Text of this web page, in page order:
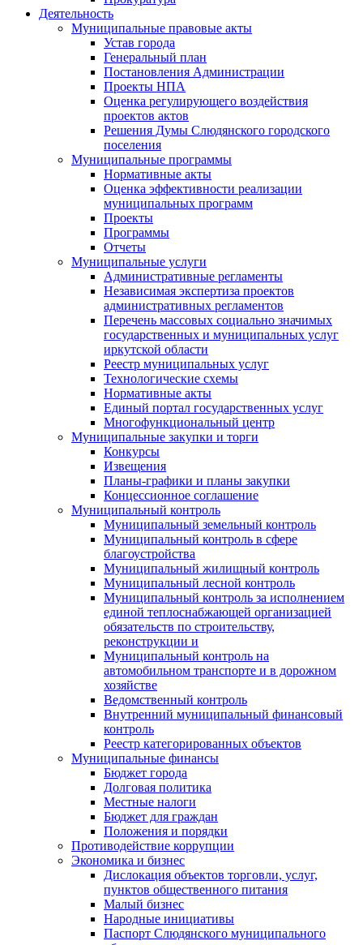
Деятельность
Муниципальные правовые акты
Устав города
Генеральный план
Постановления Администрации
Проекты НПА
Оценка регулирующего воздействия
проектов актов
Решения Думы Слюдянского городского
поселения
Муниципальные программы
Нормативные акты
Оценка эффективности реализации
муниципальных программ
Проекты
Программы
Отчеты
Муниципальные услуги
Административные регламенты
Независимая экспертиза проектов
административных регламентов
Перечень массовых социально значимых
государственных и муниципальных услуг
иркутской области
Реестр муниципальных услуг
Технологические схемы
Нормативные акты
Единый портал государственных услуг
Многофункциональный центр
Муниципальные закупки и торги
Конкурсы
Извещения
Планы-графики и планы закупки
Концессионное соглашение
Муниципальный контроль
Муниципальный земельный контроль
Муниципальный контроль в сфере
благоустройства
Муниципальный жилищный контроль
Муниципальный лесной контроль
Муниципальный контроль за исполнением
единой теплоснабжающей организацией
обязательств по строительству,
реконструкции и
Муниципальный контроль на
автомобильном транспорте и в дорожном
хозяйстве
Ведомственный контроль
Внутренний муниципальный финансовый
контроль
Реестр категорированных объектов
Муниципальные финансы
Бюджет города
Долговая политика
Местные налоги
Бюджет для граждан
Положения и порядки
Противодействие коррупции
Экономика и бизнес
Дислокация объектов торговли, услуг,
пунктов общественного питания
Малый бизнес
Народные инициативы
Паспорт Слюдянского муниципального